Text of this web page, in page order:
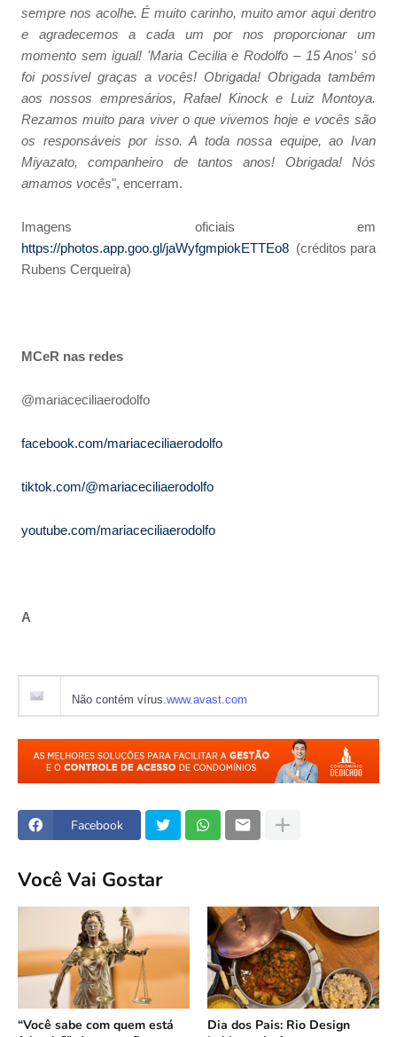
sempre nos acolhe. É muito carinho, muito amor aqui dentro
e agradecemos a cada um por nos proporcionar um
momento sem igual! 'Maria Cecilia e Rodolfo – 15 Anos' só
foi possível graças a vocês! Obrigada! Obrigada também
aos nossos empresários, Rafael Kinock e Luiz Montoya.
Rezamos muito para viver o que vivemos hoje e vocês são
os responsáveis por isso. A toda nossa equipe, ao Ivan
Miyazato, companheiro de tantos anos! Obrigada! Nós
amamos vocês", encerram.
Imagens oficiais em
https://photos.app.goo.gl/jaWyfgmpiokETTEo8 (créditos para
Rubens Cerqueira)
MCeR nas redes
@mariaceciliaerodolfo
facebook.com/mariaceciliaerodolfo
tiktok.com/@mariaceciliaerodolfo
youtube.com/mariaceciliaerodolfo
A
Não contém vírus. www.avast.com
Facebook
Você Vai Gostar
“Você sabe com quem está
Dia dos Pais: Rio Design